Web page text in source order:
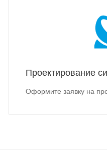
Проектирование
Оформите заявку на